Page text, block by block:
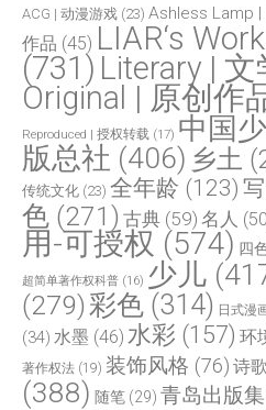
ACG | 动漫游戏 (23) Ashless Lamp
作品 (45) LIAR‘s
(731) Literary |
Original | 原创作
Reproduced | 授权转载 (17) 中国
版总社 (406) 乡土
传统文化 (23) 全年龄 (123)
色 (271) 古典 (59) 名人
用-可授权 (574) 四
超简单著作权科普 (16) 少儿
(279) 彩色 (314) 日式漫
(34) 水墨 (46) 水彩 (157) 环
著作权法 (19) 装饰风格 (76) 诗歌
(388) 随笔 (29) 青岛出版